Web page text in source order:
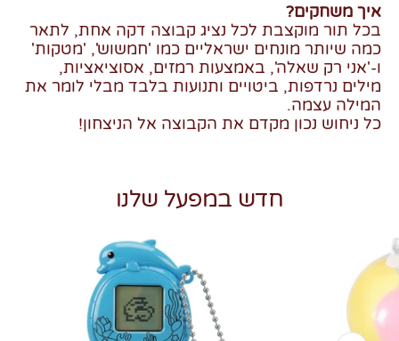
איך משחקים?
בכל תור מוקצבת לכל נציג קבוצה דקה אחת, לתאר
כמה שיותר מונחים ישראליים כמו 'חמשוש', 'מטקות'
ו-'אני רק שאלה', באמצעות רמזים, אסוציאציות,
מילים נרדפות, ביטויים ותנועות בלבד מבלי לומר את
המילה עצמה.
כל ניחוש נכון מקדם את הקבוצה אל הניצחון!
חדש במפעל שלנו